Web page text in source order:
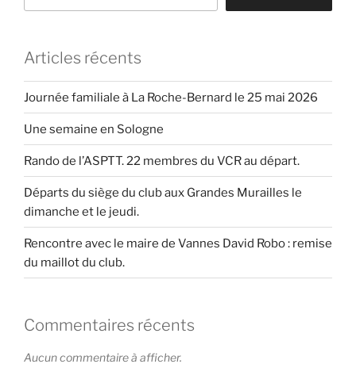
Articles récents
Journée familiale à La Roche-Bernard le 25 mai 2026
Une semaine en Sologne
Rando de l’ASPTT. 22 membres du VCR au départ.
Départs du siège du club aux Grandes Murailles le
dimanche et le jeudi.
Rencontre avec le maire de Vannes David Robo : remise
du maillot du club.
Commentaires récents
Aucun commentaire à afficher.